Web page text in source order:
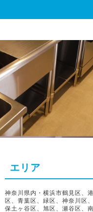
エリア
神奈川県内・横浜市鶴見区、
区、青葉区、緑区、神奈川区
保土ヶ谷区、旭区、瀬谷区、